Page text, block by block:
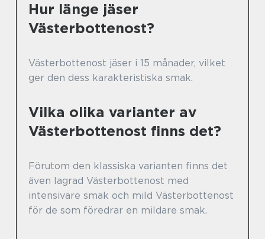
Hur länge jäser
Västerbottenost?
Västerbottenost jäser i 15 månader, vilket
ger den dess karakteristiska smak.
Vilka olika varianter av
Västerbottenost finns det?
Förutom den klassiska varianten finns det
även lagrad Västerbottenost med
intensivare smak och mild Västerbottenost
för de som föredrar en mildare smak.